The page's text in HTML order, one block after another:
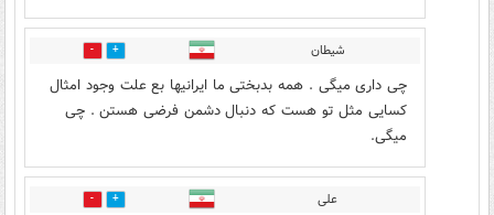
شیطان 5
چی داری میگی . همه بدبختی ما ایرانیها بع علت وجود امثال
کسایی مثل تو هست که دنبال دشمن فرضی هستن . چی
میگی.
علی 11